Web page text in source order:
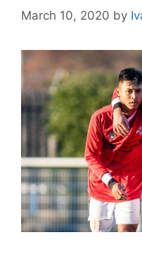
March 10, 2020 by